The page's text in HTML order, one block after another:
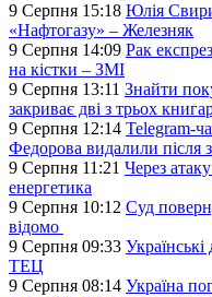
9 Серпня 15:18 Юлія
«Нафтогазу» – Железняк
9 Серпня 14:09 Рак
на кістки – ЗМІ
9 Серпня 13:11 Знайти
закриває дві з трьох
9 Серпня 12:14 Telegram-
Федорова видалили після
9 Серпня 11:21 Через
енергетика
9 Серпня 10:12 Суд
відомо
9 Серпня 09:33
ТЕЦ
9 Серпня 08:14 Україна